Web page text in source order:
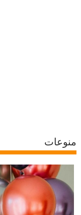
منوعات